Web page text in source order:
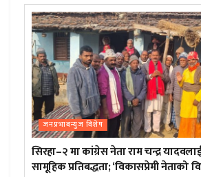
जनप्रभाबन्युज विशेष
सिरहा–२ मा कांग्रेस नेता राम चन्द्र
सामूहिक प्रतिबद्धता; ‘विकासप्रेमी नेताको